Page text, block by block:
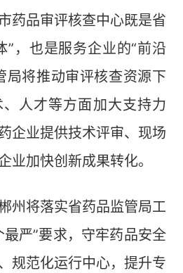
品审评核查中心既是省
”，也是服务企业的“前沿
局将推动审评核查资源下
人才等方面加大支持力
企业提供技术评审、现场
业加快创新成果转化。
将落实省药品监管局工
严”要求，守牢药品安全
规范化运行中心，提升专